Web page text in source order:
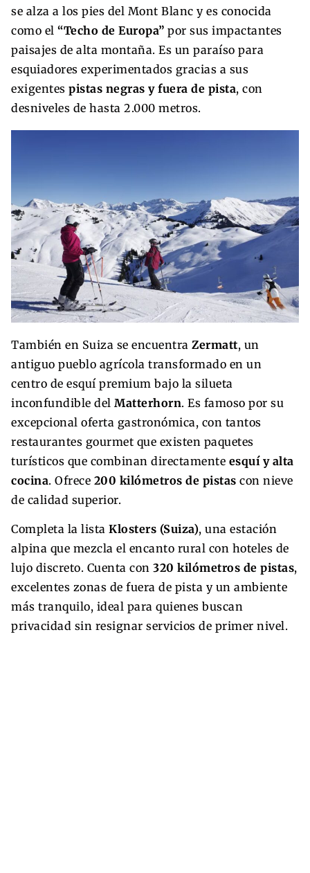
se alza a los pies del Mont Blanc y es conocida
como el “Techo de Europa” por sus impactantes
paisajes de alta montaña. Es un paraíso para
esquiadores experimentados gracias a sus
exigentes pistas negras y fuera de pista, con
desniveles de hasta 2.000 metros.
También en Suiza se encuentra Zermatt, un
antiguo pueblo agrícola transformado en un
centro de esquí premium bajo la silueta
inconfundible del Matterhorn. Es famoso por su
excepcional oferta gastronómica, con tantos
restaurantes gourmet que existen paquetes
turísticos que combinan directamente esquí y alta
cocina. Ofrece 200 kilómetros de pistas con nieve
de calidad superior.
Completa la lista Klosters (Suiza), una estación
alpina que mezcla el encanto rural con hoteles de
lujo discreto. Cuenta con 320 kilómetros de pistas,
excelentes zonas de fuera de pista y un ambiente
más tranquilo, ideal para quienes buscan
privacidad sin resignar servicios de primer nivel.